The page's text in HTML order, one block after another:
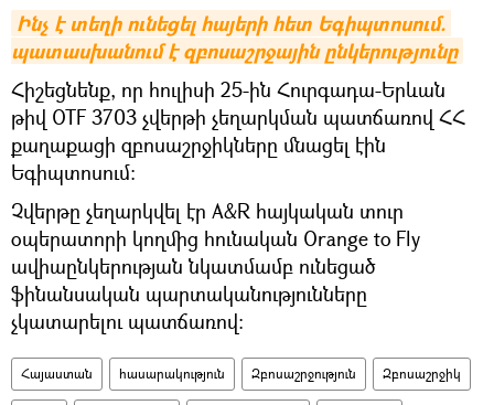
Ինչ է տեղի ունեցել հայերի հետ Եգիպտոսում.
պատասխանում է զբոսաշրջային ընկերությունը
Հիշեցնենք, որ հուլիսի 25-ին Հուրգադա-Երևան
թիվ OTF 3703 չվերթի չեղարկման պատճառով ՀՀ
քաղաքացի զբոսաշրջիկները մնացել էին
Եգիպտոսում։
Չվերթը չեղարկվել էր A&R հայկական տուր
օպերատորի կողմից հունական Orange to Fly
ավիաընկերության նկատմամբ ունեցած
ֆինանսական պարտականությունները
չկատարելու պատճառով։
Հայաստան հասարակություն Զբոսաշրջություն Զբոսաշրջիկ